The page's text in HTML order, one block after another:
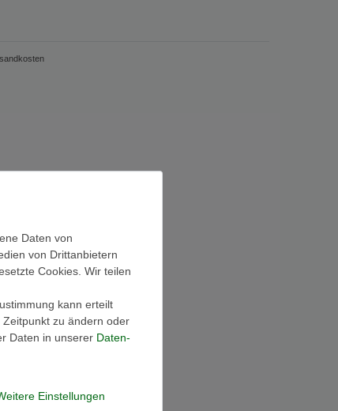
Daten von
von Drittanbietern
Cookies. Wir teilen
kann erteilt
zu ändern oder
Daten in unserer Daten­
Einstellungen